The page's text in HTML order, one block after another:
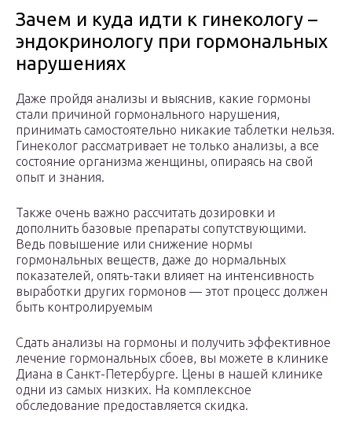
Зачем и куда идти к гинекологу –
эндокринологу при гормональных
нарушениях
Даже пройдя анализы и выяснив, какие гормоны
стали причиной гормонального нарушения,
принимать самостоятельно никакие таблетки нельзя.
Гинеколог рассматривает не только анализы, а все
состояние организма женщины, опираясь на свой
опыт и знания.
Также очень важно рассчитать дозировки и
дополнить базовые препараты сопутствующими.
Ведь повышение или снижение нормы
гормональных веществ, даже до нормальных
показателей, опять-таки влияет на интенсивность
выработки других гормонов — этот процесс должен
быть контролируемым
Сдать анализы на гормоны и получить эффективное
лечение гормональных сбоев, вы можете в клинике
Диана в Санкт-Петербурге. Цены в нашей клинике
одни из самых низких. На комплексное
обследование предоставляется скидка.